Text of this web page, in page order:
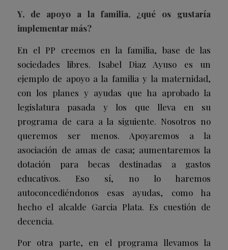
Y, de apoyo a la familia, ¿qué os gustaría
implementar más?
En el PP creemos en la familia, base de las
sociedades libres. Isabel Diaz Ayuso es un
ejemplo de apoyo a la familia y la maternidad,
con los planes y ayudas que ha aprobado la
legislatura pasada y los que lleva en su
programa de cara a la siguiente. Nosotros no
queremos ser menos. Apoyaremos a la
asociación de amas de casa; aumentaremos la
dotación para becas destinadas a gastos
educativos. Eso sí, no lo haremos
autoconcediéndonos esas ayudas, como ha
hecho el alcalde Garcia Plata. Es cuestión de
decencia.
Por otra parte, en el programa llevamos la